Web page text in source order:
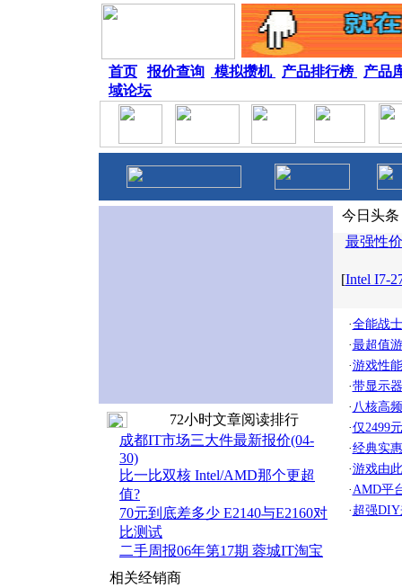
首页 报价查询 模拟攒机 产品排行榜
产品
域论坛
72小时文章阅读排行
成都IT市场三大件最新报价(04-
30)
比一比双核 Intel/AMD那个更超
值?
70元到底差多少 E2140与E2160对
比测试
二手周报06年第17期 蓉城IT淘宝
今日头条
最强性
[Intel I7-
·全能战
·最超值
·游戏性
·带显示
· 八核高
·仅2499
·经典实
·游戏由
·AMD平
· 超强DIY
相关经销商